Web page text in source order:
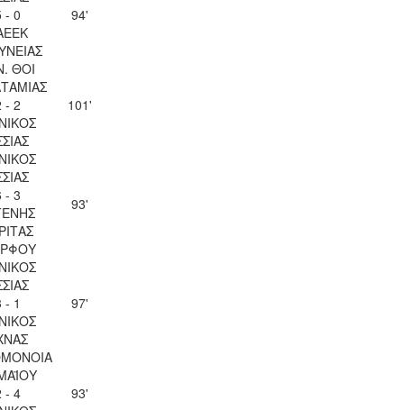
- 0
94'
ΘΟΙ
- 2
101'
- 3
93'
- 1
97'
- 4
93'